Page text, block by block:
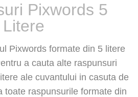
Pixwords 5
Litere
Pixwords formate din 5 litere
a cauta alte raspunsuri
ale cuvantului in casuta de
toate raspunsurile formate din